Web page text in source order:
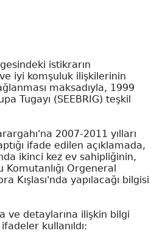
istikrarın
iyi komşuluk ilişkilerinin
maksadıyla, 1999
Tugayı (SEEBRIG) teşkil
2007-2011 yılları
ifade edilen açıklamada,
ikinci kez ev sahipliğinin,
Orgeneral
Kışlası'nda yapılacağı bilgisi
ve detaylarına ilişkin bilgi
kullanıldı: